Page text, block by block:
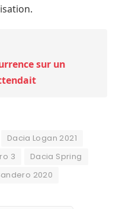
sur un
Dacia Logan 2021
3
Dacia Spring
2020